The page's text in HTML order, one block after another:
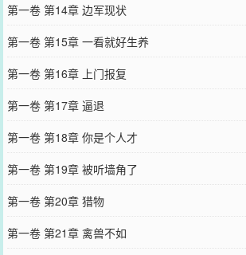
第一卷 第14章 边军现状
第一卷 第15章 一看就好生养
第一卷 第16章 上门报复
第一卷 第17章 逼退
第一卷 第18章 你是个人才
第一卷 第19章 被听墙角了
第一卷 第20章 猎物
第一卷 第21章 禽兽不如